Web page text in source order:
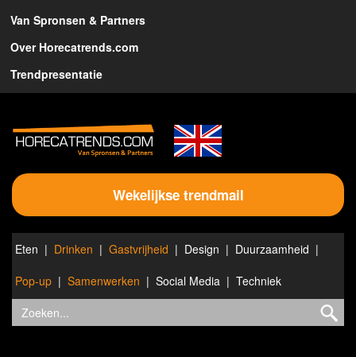
Van Spronsen & Partners
Over Horecatrends.com
Trendpresentatie
Wekelijkse trendmail
Eten Drinken Gastvrijheid Design
Duurzaamheid
Pop-up
Samenwerken Social Media Techniek